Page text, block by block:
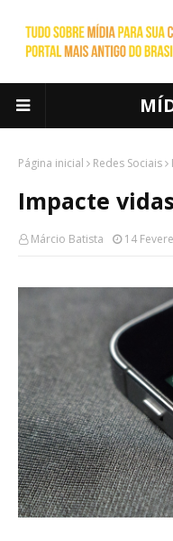
Página inicial Redes Sociais
Impacte
Márcio Batista 14